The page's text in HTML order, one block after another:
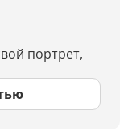
портрет,